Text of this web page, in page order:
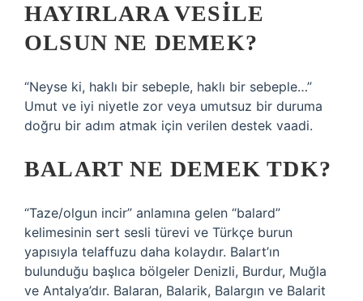
HAYIRLARA VESILE
OLSUN NE DEMEK?
“Neyse ki, haklı bir sebeple, haklı bir sebeple…”
Umut ve iyi niyetle zor veya umutsuz bir duruma
doğru bir adım atmak için verilen destek vaadi.
BALART NE DEMEK TDK?
“Taze/olgun incir” anlamına gelen “balard”
kelimesinin sert sesli türevi ve Türkçe burun
yapısıyla telaffuzu daha kolaydır. Balart’ın
bulunduğu başlıca bölgeler Denizli, Burdur, Muğla
ve Antalya’dır. Balaran, Balarik, Balargın ve Balarit